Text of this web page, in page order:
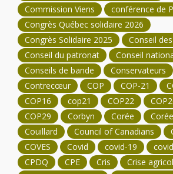
Commission Viens
conférence de
Congrès Québec solidaire 2026
Congrès Solidaire 2025
Conseil
Conseil du patronat
Conseil
Conseils de bande
Conservateurs
Contrecœur
COP COP-21
COP16
cop21 COP22
COP29
Corbyn Corée
Couillard
Council of Canadians
COVES
Covid covid-19
CPDQ
CPE Cris
Crise